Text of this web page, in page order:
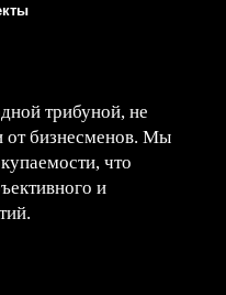
трибуной, не
от бизнесменов. Мы
что
и